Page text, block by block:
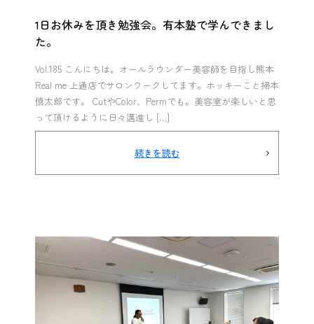
1日お休みを頂き勉強会。有本塾で学んできまし
た。
Vol.185 こんにちは。オールラウンダー美容師を目指し熊本
Real me 上通店でサロンワークしてます。ホッキーこと掃本
慎太郎です。 CutやColor、Permでも。美容室が楽しいと思
って頂けるように日々邁進し […]
続きを読む